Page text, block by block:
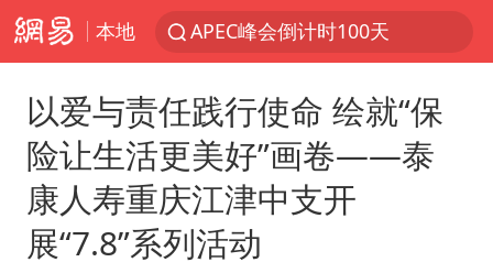
本地
APEC峰会倒计时100天
“还不如不放假”
以爱与责任践行使命 绘就“保
险让生活更美好”画卷——泰
康人寿重庆江津中支开
展“7.8”系列活动